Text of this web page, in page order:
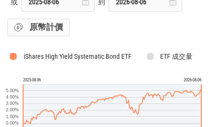
或 到
原幣計價
iShares High Yield Systematic Bond ETF ETF 成交量
2025-08-06 2026-08-06
0.00%
1.00%
2.00%
3.00%
4.00%
5.00%